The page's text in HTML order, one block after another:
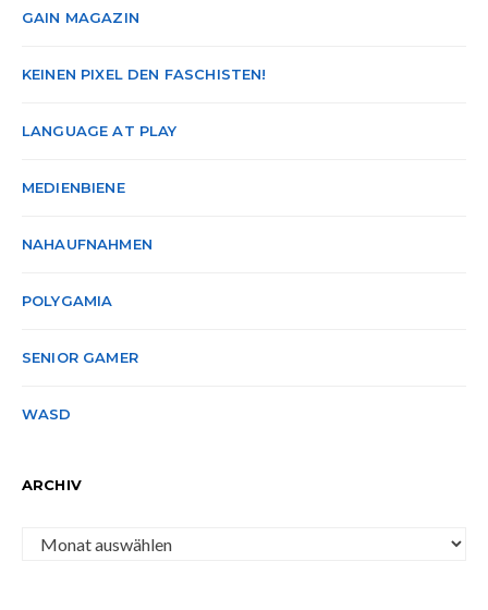
GAIN MAGAZIN
KEINEN PIXEL DEN FASCHISTEN!
LANGUAGE AT PLAY
MEDIENBIENE
NAHAUFNAHMEN
POLYGAMIA
SENIOR GAMER
WASD
ARCHIV
Archiv